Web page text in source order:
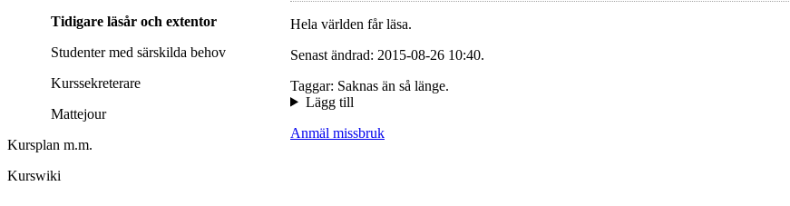
Hela världen får läsa.
Senast ändrad: 2015-08-26 10:40.
Taggar: Saknas än så länge.
Lägg till
Anmäl missbruk
Tidigare läsår och extentor
Studenter med särskilda behov
Kurssekreterare
Mattejour
Kursplan m.m.
Kurswiki